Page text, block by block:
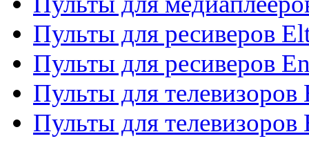
Пульты для ресиверов
Пульты для ресиверов
Пульты для телевизоров
Пульты для телевизоров